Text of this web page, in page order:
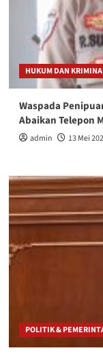
HUKUM DAN
Waspada
Abaikan Telepon
admin 13 Mei
POLITIK &